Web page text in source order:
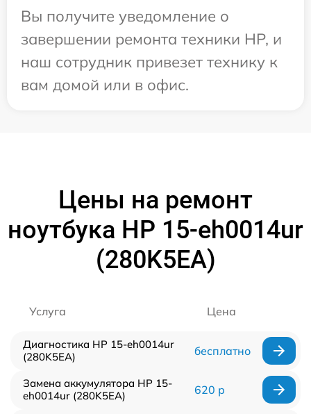
Вы получите уведомление о
завершении ремонта техники HP, и
наш сотрудник привезет технику к
вам домой или в офис.
Цены на ремонт
ноутбука HP 15-eh0014ur
(280K5EA)
Услуга Цена
Диагностика HP 15-eh0014ur
(280K5EA)
бесплатно
Замена аккумулятора HP 15-
eh0014ur (280K5EA)
620 р